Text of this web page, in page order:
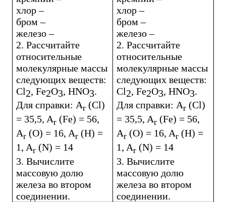
хлор –
бром –
железо –
2. Рассчитайте
относительные
молекулярные массы
следующих веществ:
Cl2,Fe2O3,HNO3.
Для справки: Ar (Cl)
= 35,5, Ar (Fe) = 56,
Ar (O) = 16, Ar (H) =
1, Ar (N) = 14
3. Вычислите
массовую долю
железа во втором
соединении.
хлор –
бром –
железо –
2. Рассчитайте
относительные
молекулярные массы
следующих веществ:
Cl2,Fe2O3,HNO3.
Для справки: Ar (Cl)
= 35,5, Ar (Fe) = 56,
Ar (O) = 16, Ar (H) =
1, Ar (N) = 14
3. Вычислите
массовую долю
железа во втором
соединении.